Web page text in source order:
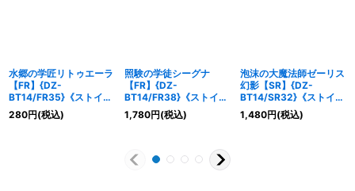
水郷の学匠リトゥエーラ
【FR】{DZ-
BT14/FR35}《ストイケ
イア》
280円(税込)
照験の学徒シーグナ
【FR】{DZ-
BT14/FR38}《ストイケ
イア》
1,780円(税込)
泡沫の大魔法師ゼーリス
幻影【SR】{DZ-
BT14/SR32}《ストイケ
イア》
1,480円(税込)